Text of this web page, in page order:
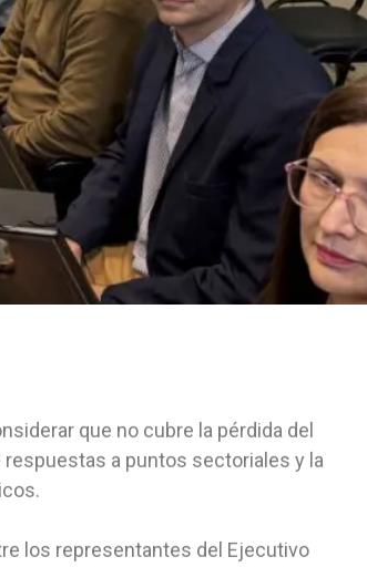
que no cubre la pérdida del
a puntos sectoriales y la
los representantes del Ejecutivo